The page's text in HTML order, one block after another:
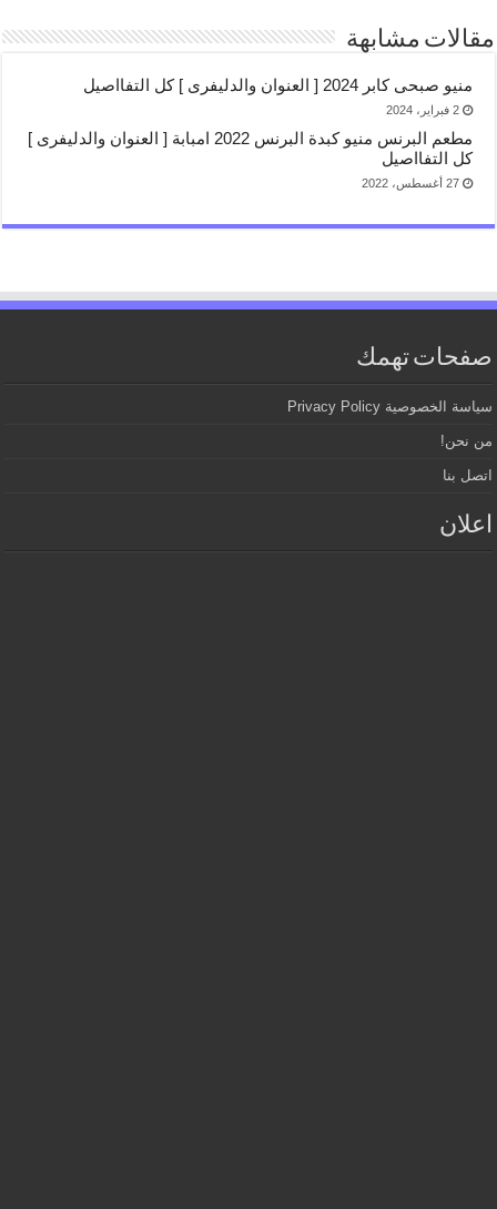
مقالات مشابهة
منيو صبحى كابر 2024 [ العنوان والدليفرى ] كل التفااصيل
2 فبراير، 2024
مطعم البرنس منيو كبدة البرنس 2022 امبابة [ العنوان والدليفرى ]
كل التفااصيل
27 أغسطس، 2022
صفحات تهمك
سياسة الخصوصية Privacy Policy
من نحن!
اتصل بنا
اعلان